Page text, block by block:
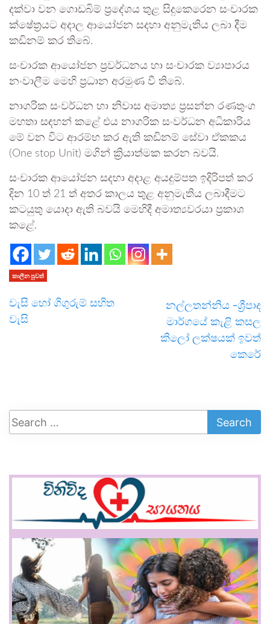
දක්වා වන ගොඩබිම් ප්‍රදේශය තුළ සිදුකෙරෙන සංචාරක
ක්ෂේත්‍රයට අදාල ආයෝජන සදහා අනුමැතිය ලබා දීම
කඩිනම් කර තිබේ.
සංචාරක ආයෝජන ප්‍රවර්ධනය හා සංචාරක ව්‍යාපාරය
නංවාලීම මෙහි ප්‍රධාන අරමුණ වී තිබේ.
නාගරික සංවර්ධන හා නිවාස අමාත්‍ය ප්‍රසන්න රණතුංග
මහතා සඳහන් කළේ එය නාගරික සංවර්ධන අධිකාරිය
මේ වන විට ආරම්භ කර ඇති කඩිනම් සේවා ඒකකය
(One stop Unit) මගින් ක්‍රියාත්මක කරන බවයි.
සංචාරක ආයෝජන සදහා අදාළ අයදුම්පත ඉදිරිපත් කර
දින 10 ත් 21 ත් අතර කාලය තුළ අනුමැතිය ලබාදීමට
කටයුතු යොදා ඇති බවයි මෙහිදී අමාත්‍යවරයා ප්‍රකාශ
කළේ.
කාලීන පුවත්
වැසි හෝ ගිගුරුම් සහිත
වැසි
නල්ලතන්නිය -ශ්‍රීපාද
මාර්ගයේ කැළි කසල
කිලෝ ලක්ෂයක් ඉවත්
කෙරේ